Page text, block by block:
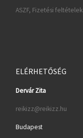
ASZF, Fizetési feltételek
ELÉRHETŐSÉG
Dervár Zita
reikizz@reikizz.hu
Budapest